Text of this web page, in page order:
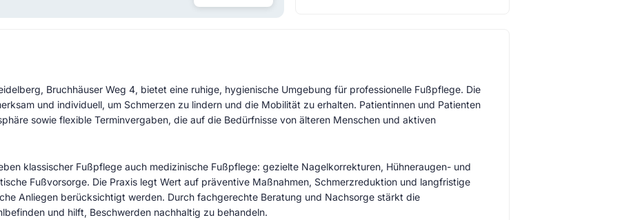
Bruchhäuser Weg 4, bietet eine ruhige, hygienische Umgebung für professionelle Fußpflege. Die
und individuell, um Schmerzen zu lindern und die Mobilität zu erhalten. Patientinnen und Patienten
sowie flexible Terminvergaben, die auf die Bedürfnisse von älteren Menschen und aktiven
klassischer Fußpflege auch medizinische Fußpflege: gezielte Nagelkorrekturen, Hühneraugen- und
Fußvorsorge. Die Praxis legt Wert auf präventive Maßnahmen, Schmerzreduktion und langfristige
Anliegen berücksichtigt werden. Durch fachgerechte Beratung und Nachsorge stärkt die
und hilft, Beschwerden nachhaltig zu behandeln.